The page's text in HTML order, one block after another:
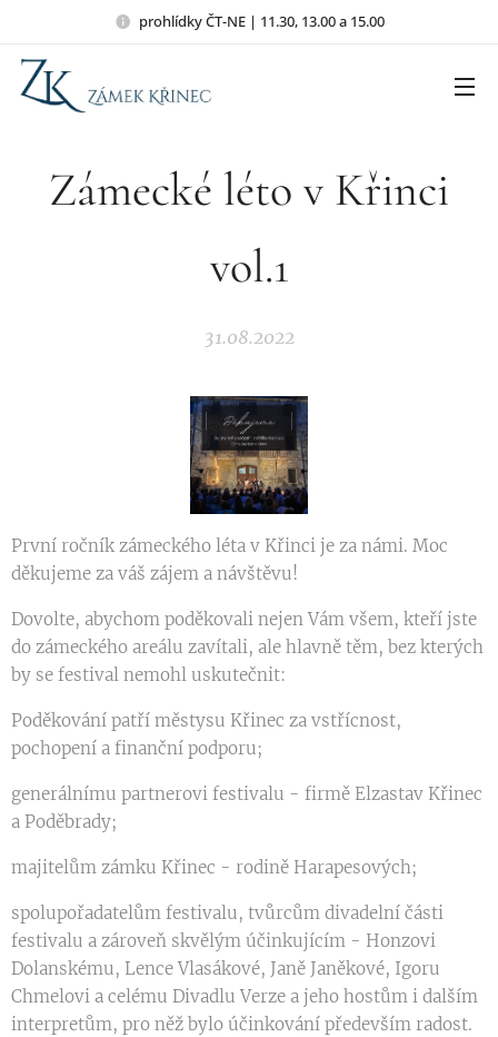
prohlídky ČT-NE | 11.30, 13.00 a 15.00
Zámecké léto v Křinci
vol.1
31.08.2022
První ročník zámeckého léta v Křinci je za námi. Moc
děkujeme za váš zájem a návštěvu!
Dovolte, abychom poděkovali nejen Vám všem, kteří jste
do zámeckého areálu zavítali, ale hlavně těm, bez kterých
by se festival nemohl uskutečnit:
Poděkování patří městysu Křinec za vstřícnost,
pochopení a finanční podporu;
generálnímu partnerovi festivalu - firmě Elzastav Křinec
a Poděbrady;
majitelům zámku Křinec - rodině Harapesových;
spolupořadatelům festivalu, tvůrcům divadelní části
festivalu a zároveň skvělým účinkujícím - Honzovi
Dolanskému, Lence Vlasákové, Janě Janěkové, Igoru
Chmelovi a celému Divadlu Verze a jeho hostům i dalším
interpretům, pro něž bylo účinkování především radost.